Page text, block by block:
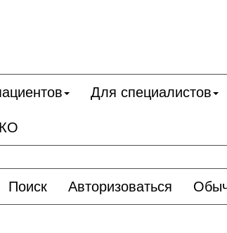
Для специалистов
Поиск Авторизоваться